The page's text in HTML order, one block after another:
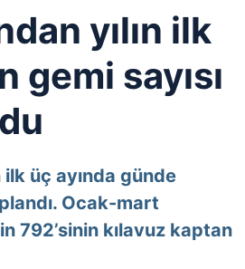
yılın ilk
sayısı
ilk üç ayında günde
Ocak-mart
792’sinin kılavuz kaptan